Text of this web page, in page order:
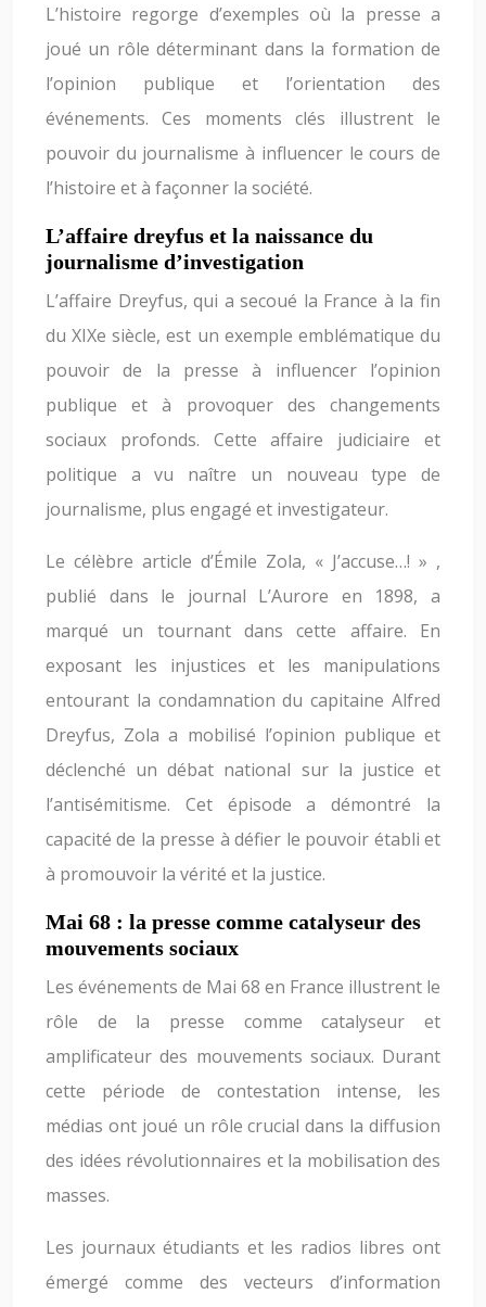
L’histoire regorge d’exemples où la presse a
joué un rôle déterminant dans la formation de
l’opinion publique et l’orientation des
événements. Ces moments clés illustrent le
pouvoir du journalisme à influencer le cours de
l’histoire et à façonner la société.
L’affaire dreyfus et la naissance du
journalisme d’investigation
L’affaire Dreyfus, qui a secoué la France à la fin
du XIXe siècle, est un exemple emblématique du
pouvoir de la presse à influencer l’opinion
publique et à provoquer des changements
sociaux profonds. Cette affaire judiciaire et
politique a vu naître un nouveau type de
journalisme, plus engagé et investigateur.
Le célèbre article d’Émile Zola, « J’accuse…! » ,
publié dans le journal L’Aurore en 1898, a
marqué un tournant dans cette affaire. En
exposant les injustices et les manipulations
entourant la condamnation du capitaine Alfred
Dreyfus, Zola a mobilisé l’opinion publique et
déclenché un débat national sur la justice et
l’antisémitisme. Cet épisode a démontré la
capacité de la presse à défier le pouvoir établi et
à promouvoir la vérité et la justice.
Mai 68 : la presse comme catalyseur des
mouvements sociaux
Les événements de Mai 68 en France illustrent le
rôle de la presse comme catalyseur et
amplificateur des mouvements sociaux. Durant
cette période de contestation intense, les
médias ont joué un rôle crucial dans la diffusion
des idées révolutionnaires et la mobilisation des
masses.
Les journaux étudiants et les radios libres ont
émergé comme des vecteurs d’information